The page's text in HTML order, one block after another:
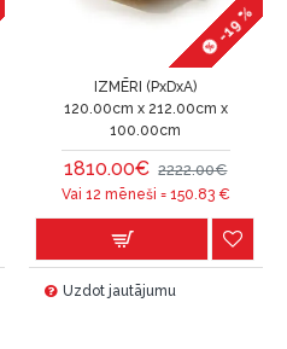
-19 %
IZMĒRI (PxDxA)
120.00cm x 212.00cm x
100.00cm
1810.00€ 2222.00€
Vai 12 mēneši = 150.83€
Uzdot jautājumu